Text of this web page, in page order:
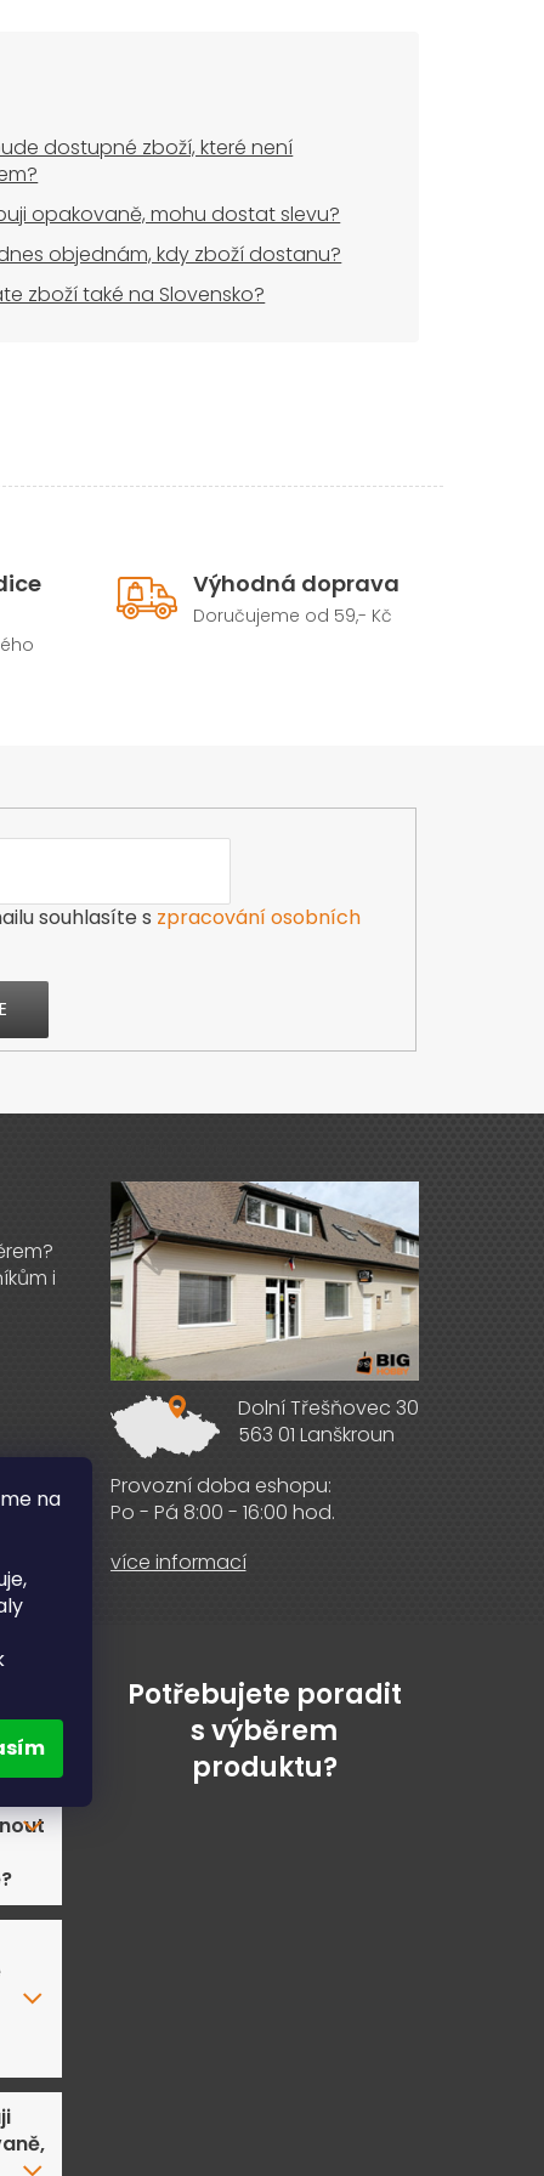
na
dostupné zboží, které není
opakovaně, mohu dostat slevu?
objednám, kdy zboží dostanu?
zboží také na Slovensko?
Výhodná doprava
Doručujeme od 59,- Kč
souhlasíte s zpracování osobních
Dolní Třešňovec 30
563 01 Lanškroun
Provozní doba eshopu:
Po - Pá 8:00 - 16:00 hod.
více informací
Potřebujete poradit
s výběrem
produktu?